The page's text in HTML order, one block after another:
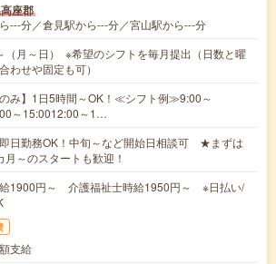
座郡
---分／倉見駅から---分／宮山駅から---分
月～日） ※希望のシフトを毎月提出（日数と曜
わせや固定も可）
み】1日5時間～OK！≪シフト例≫9:00～
～15:0012:00～1…
即日勤務OK！中旬～など開始日相談可 ★まずは
月～のスタートも歓迎！
1900円～ 介護福祉士時給1950円～ ※日払い/
支給